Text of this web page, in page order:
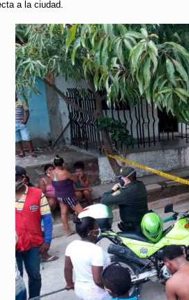
a la ciudad.